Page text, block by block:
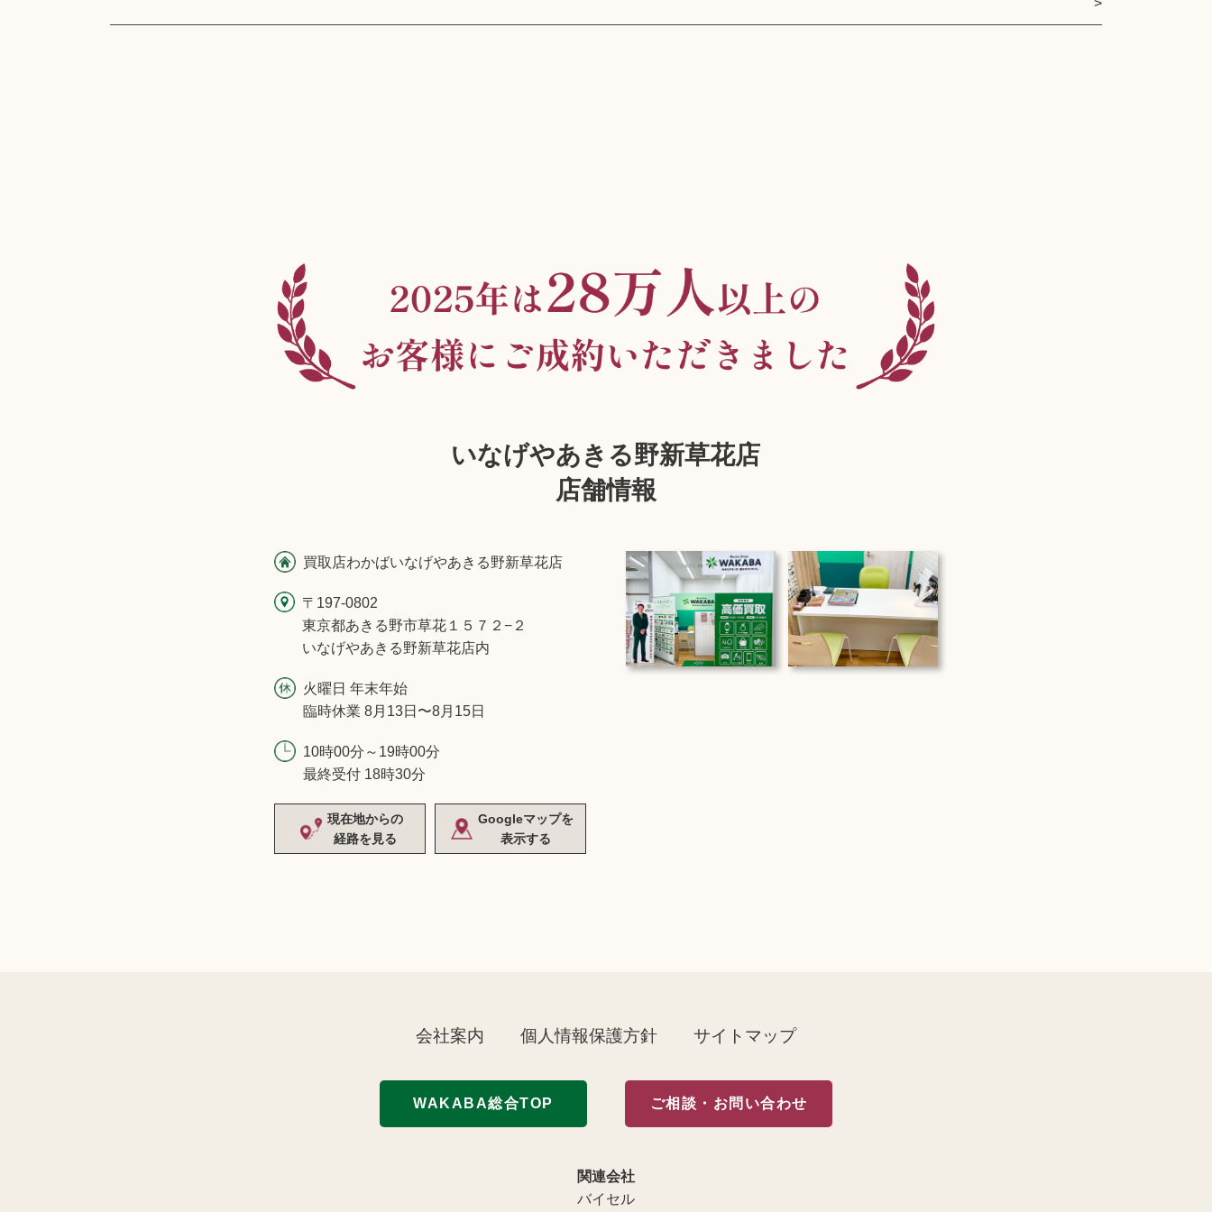
いなげやあきる野新草花店
店舗情報
買取店わかばいなげやあきる野新草花店
〒197-0802
東京都あきる野市草花１５７２−２
いなげやあきる野新草花店内
火曜日 年末年始
臨時休業 8月13日〜8月15日
10時00分～19時00分
最終受付 18時30分
現在地からの
経路を見る
Googleマップを
表示する
会社案内 個人情報保護方針 サイトマップ
WAKABA総合TOP ご相談・お問い合わせ
関連会社
バイセル